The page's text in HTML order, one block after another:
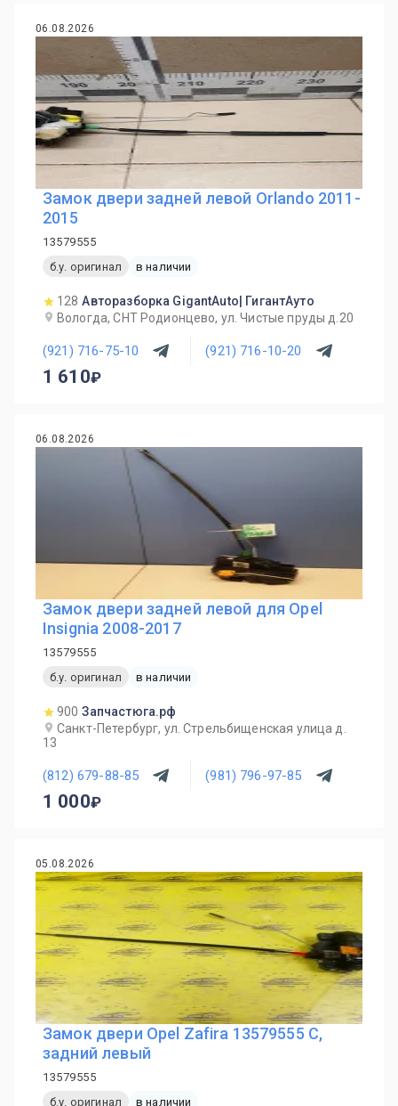
06.08.2026
Замок двери задней левой Orlando 2011-
2015
13579555
б.у. оригинал
в наличии
128 Авторазборка GigantAuto| ГигантАуто
Вологда, СНТ Родионцево, ул. Чистые пруды д.20
(921) 716-75-10 (921) 716-10-20
1 610
06.08.2026
Замок двери задней левой для Opel
Insignia 2008-2017
13579555
б.у. оригинал
в наличии
900 Запчастюга.рф
Санкт-Петербург, ул. Стрельбищенская улица д.
13
(812) 679-88-85 (981) 796-97-85
1 000
05.08.2026
Замок двери Opel Zafira 13579555 C,
задний левый
13579555
б.у. оригинал
в наличии